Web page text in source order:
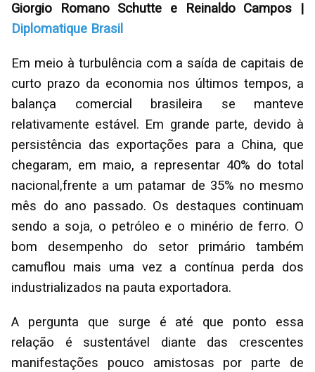
Giorgio Romano Schutte e Reinaldo Campos |
Diplomatique Brasil
Em meio à turbulência com a saída de capitais de
curto prazo da economia nos últimos tempos, a
balança comercial brasileira se manteve
relativamente estável. Em grande parte, devido à
persistência das exportações para a China, que
chegaram, em maio, a representar 40% do total
nacional,frente a um patamar de 35% no mesmo
mês do ano passado. Os destaques continuam
sendo a soja, o petróleo e o minério de ferro. O
bom desempenho do setor primário também
camuflou mais uma vez a contínua perda dos
industrializados na pauta exportadora.
A pergunta que surge é até que ponto essa
relação é sustentável diante das crescentes
manifestações pouco amistosas por parte de